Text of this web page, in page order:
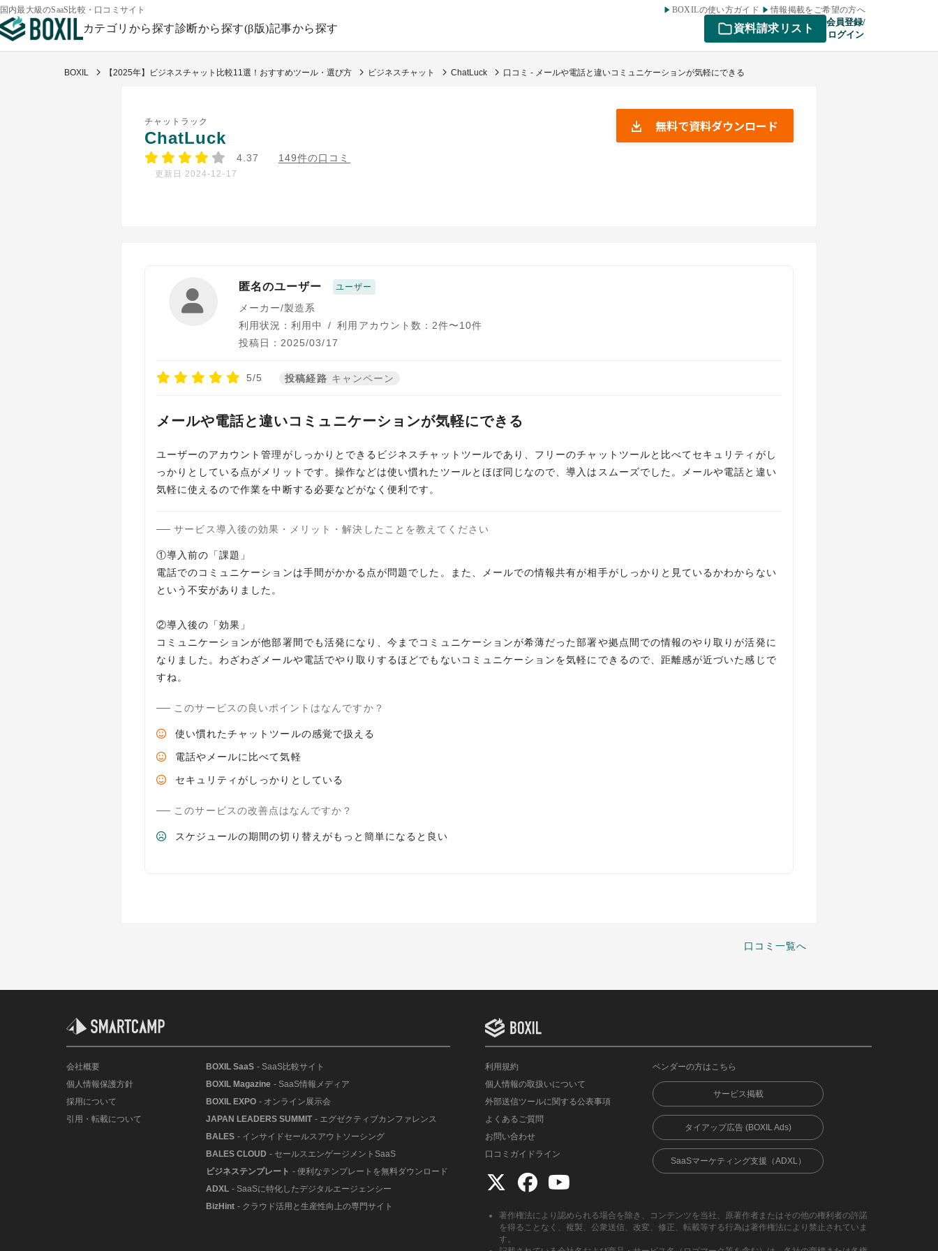
国内最大級のSaaS比較・口コミサイト BOXILの使い方ガイド 情報掲載をご希望の方へ
カテゴリから探す診断から探す(β版)記事から探す 資料請求リスト
会員登録/
ログイン
BOXIL 【2025年】ビジネスチャット比較11選！おすすめツール・選び方 ビジネスチャット ChatLuck 口コミ - メールや電話と違いコミュニケーションが気軽にできる
チャットラック
ChatLuck
4.37 149件の口コミ
更新日 2024-12-17
無料で資料ダウンロード
匿名のユーザー ユーザー
メーカー/製造系
利用状況：利用中
/ 利用アカウント数：2件〜10件
投稿日：2025/03/17
5/5 投稿経路 キャンペーン
メールや電話と違いコミュニケーションが気軽にできる
ユーザーのアカウント管理がしっかりとできるビジネスチャットツールであり、フリーのチャットツールと比べてセキュリティがし
っかりとしている点がメリットです。操作などは使い慣れたツールとほぼ同じなので、導入はスムーズでした。メールや電話と違い
気軽に使えるので作業を中断する必要などがなく便利です。
サービス導入後の効果・メリット・解決したことを教えてください
①導入前の「課題」
電話でのコミュニケーションは手間がかかる点が問題でした。また、メールでの情報共有が相手がしっかりと見ているかわからない
という不安がありました。
②導入後の「効果」
コミュニケーションが他部署間でも活発になり、今までコミュニケーションが希薄だった部署や拠点間での情報のやり取りが活発に
なりました。わざわざメールや電話でやり取りするほどでもないコミュニケーションを気軽にできるので、距離感が近づいた感じで
すね。
このサービスの良いポイントはなんですか？
使い慣れたチャットツールの感覚で扱える
電話やメールに比べて気軽
セキュリティがしっかりとしている
このサービスの改善点はなんですか？
スケジュールの期間の切り替えがもっと簡単になると良い
口コミ一覧へ
会社概要
個人情報保護方針
採用について
引用・転載について
BOXIL SaaS - SaaS比較サイト
BOXIL Magazine - SaaS情報メディア
BOXIL EXPO - オンライン展示会
JAPAN LEADERS SUMMIT - エグゼクティブカンファレンス
BALES - インサイドセールスアウトソーシング
BALES CLOUD - セールスエンゲージメントSaaS
ビジネステンプレート - 便利なテンプレートを無料ダウンロード
ADXL - SaaSに特化したデジタルエージェンシー
BizHint - クラウド活用と生産性向上の専門サイト
利用規約
個人情報の取扱いについて
外部送信ツールに関する公表事項
よくあるご質問
お問い合わせ
口コミガイドライン
ベンダーの方はこちら
サービス掲載
タイアップ広告 (BOXIL Ads)
SaaSマーケティング支援（ADXL）
著作権法により認められる場合を除き、コンテンツを当社、原著作者またはその他の権利者の許諾
を得ることなく、複製、公衆送信、改変、修正、転載等する行為は著作権法により禁止されていま
す。